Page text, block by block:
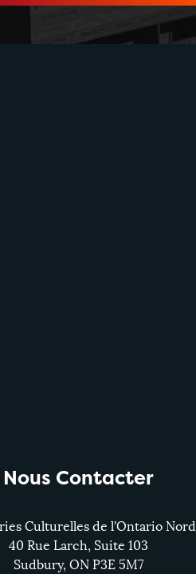
Nous Contacter
Culturelles de l'Ontario Nord
40 Rue Larch, Suite 103
Sudbury, ON P3E 5M7